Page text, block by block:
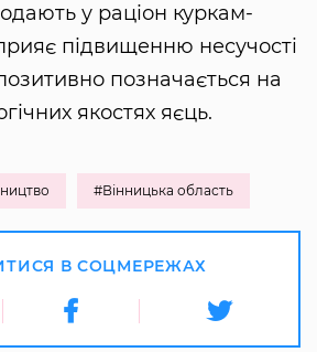
у раціон куркам-
підвищенню несучості
позначається на
якостях яєць.
#Вінницька область
В СОЦМЕРЕЖАХ